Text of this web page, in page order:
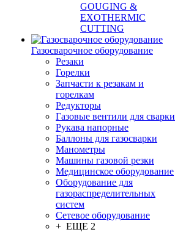
GOUGING &
EXOTHERMIC
CUTTING
Газосварочное оборудование
Резаки
Горелки
Запчасти к резакам и
горелкам
Редукторы
Газовые вентили для сварки
Рукава напорные
Баллоны для газосварки
Манометры
Машины газовой резки
Медицинское оборудование
Оборудование для
газораспределительных
систем
Сетевое оборудование
+ ЕЩЕ 2